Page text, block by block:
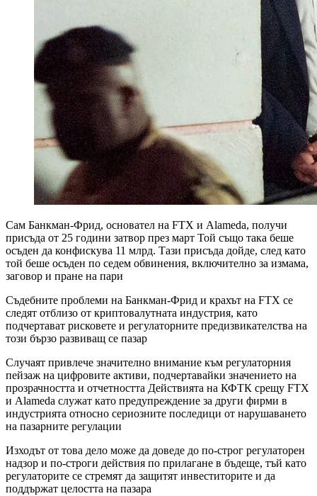
Сам Банкман-Фрид, основател на FTX и Alameda, получи
присъда от 25 години затвор през март Той също така беше
осъден да конфискува 11 млрд. Тази присъда дойде, след като
той беше осъден по седем обвинения, включително за измама,
заговор и пране на пари
Съдебните проблеми на Банкман-Фрид и крахът на FTX се
следят отблизо от криптовалутната индустрия, като
подчертават рисковете и регулаторните предизвикателства на
този бързо развиващ се пазар
Случаят привлече значително внимание към регулаторния
пейзаж на цифровите активи, подчертавайки значението на
прозрачността и отчетността Действията на КФТК срещу FTX
и Alameda служат като предупреждение за други фирми в
индустрията относно сериозните последици от нарушаването
на пазарните регулации
Изходът от това дело може да доведе до по-строг регулаторен
надзор и по-строги действия по прилагане в бъдеще, тъй като
регулаторите се стремят да защитят инвеститорите и да
поддържат целостта на пазара